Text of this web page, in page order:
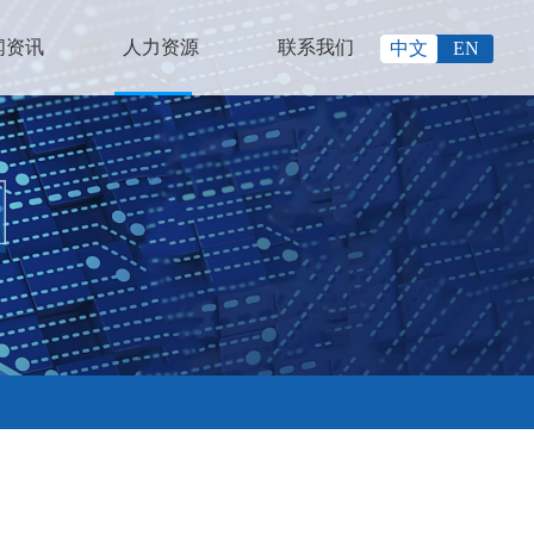
中文 EN
资讯 人力资源 联系我们